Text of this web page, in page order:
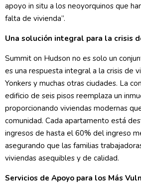
apoyo in situ a los neoyorquinos que
falta de vivienda”.
Una solución integral para la crisis
Summit on Hudson no es solo un
es una respuesta integral a la crisis de
Yonkers y muchas otras ciudades. La
edificio de seis pisos reemplaza un
proporcionando viviendas modernas
comunidad. Cada apartamento está
ingresos de hasta el 60% del ingreso
asegurando que las familias
viviendas asequibles y de calidad.
Servicios de Apoyo para los Más